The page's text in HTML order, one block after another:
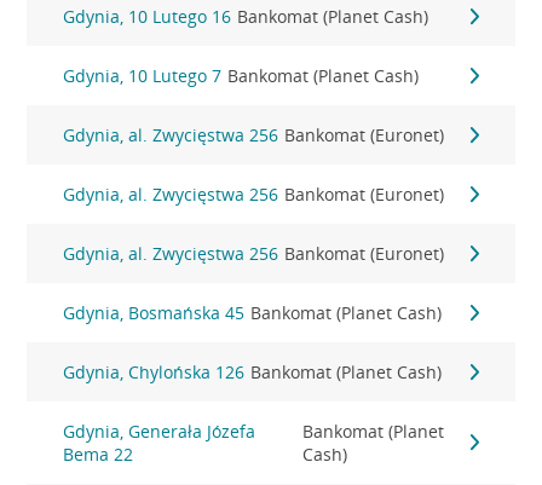
Gdynia, 10 Lutego 16 Bankomat (Planet Cash)
Gdynia, 10 Lutego 7 Bankomat (Planet Cash)
Gdynia, al. Zwycięstwa 256 Bankomat (Euronet)
Gdynia, al. Zwycięstwa 256 Bankomat (Euronet)
Gdynia, al. Zwycięstwa 256 Bankomat (Euronet)
Gdynia, Bosmańska 45 Bankomat (Planet Cash)
Gdynia, Chylońska 126 Bankomat (Planet Cash)
Gdynia, Generała Józefa
Bema 22
Bankomat (Planet
Cash)